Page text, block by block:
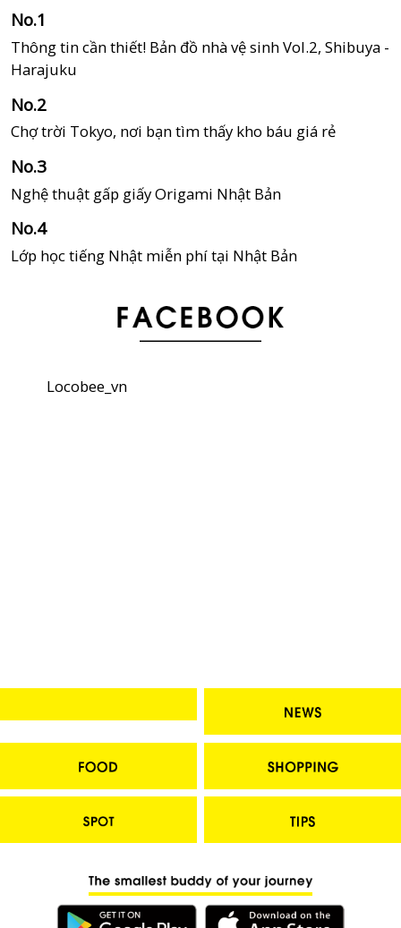
Thông tin cần thiết! Bản đồ nhà vệ sinh Vol.2, Shibuya -
Harajuku
Chợ trời Tokyo, nơi bạn tìm thấy kho báu giá rẻ
Nghệ thuật gấp giấy Origami Nhật Bản
Lớp học tiếng Nhật miễn phí tại Nhật Bản
Hướng dẫn cách sử dụng thẻ IC để đi tàu điện ở Nhật
bay Narita và Haneda (Tokyo)?
Locobee_vn